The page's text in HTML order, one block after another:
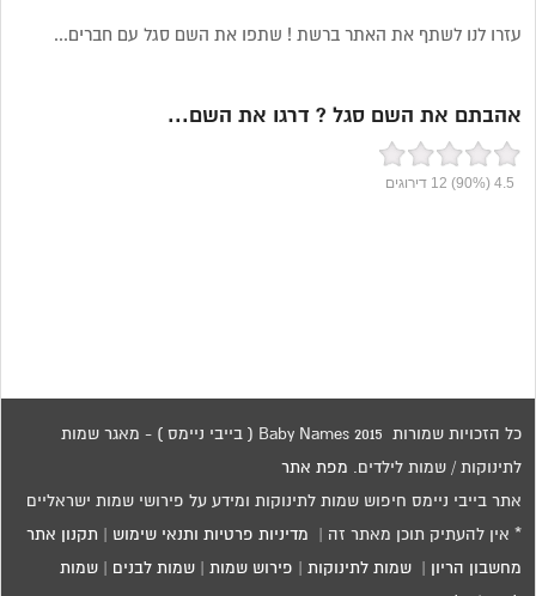
עזרו לנו לשתף את האתר ברשת ! שתפו את השם סגל עם חברים...
אהבתם את השם סגל ? דרגו את השם...
4.5
(90%)
12 דירוגים
כל הזכויות שמורות 2015 Baby Names ( בייבי ניימס ) - מאגר שמות
לתינוקות / שמות לילדים. מפת אתר
אתר בייבי ניימס חיפוש שמות לתינוקות ומידע על פירושי שמות ישראליים
* אין להעתיק תוכן מאתר זה | מדיניות פרטיות ותנאי שימוש תקנון אתר
מחשבון הריון |שמות לתינוקות פירוש שמות |שמות לבנים |שמות